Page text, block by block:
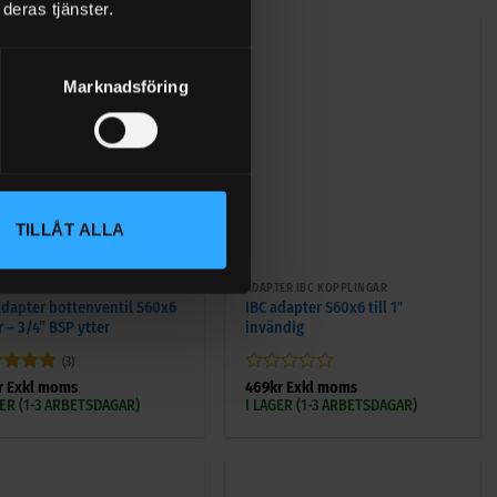
tjänster.
Marknadsföring
TILLÅT ALLA
bottenventil S60x6
– 3/4” BSP ytter
5
(3)
Exkl moms
(1-3 ARBETSDAGAR)
ADAPTER IBC KOPPLINGAR
IBC adapter S60x6 till 1″
invändig
Betygsatt
0
469krExkl moms
I LAGER (1-3 ARBETSDAGAR)